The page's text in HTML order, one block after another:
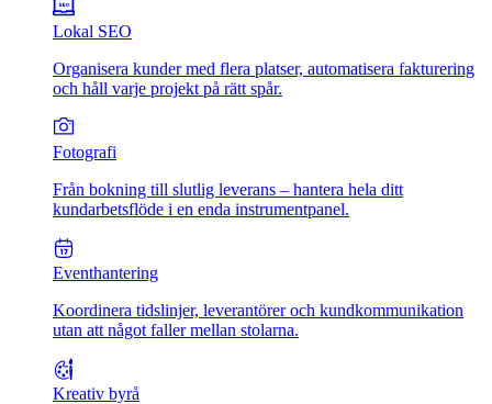
Lokal SEO
Organisera kunder med flera platser, automatisera fakturering
och håll varje projekt på rätt spår.
Fotografi
Från bokning till slutlig leverans – hantera hela ditt
kundarbetsflöde i en enda instrumentpanel.
Eventhantering
Koordinera tidslinjer, leverantörer och kundkommunikation
utan att något faller mellan stolarna.
Kreativ byrå